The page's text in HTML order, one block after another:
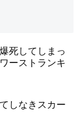
死してしまっ
ーストランキ
しなきスカー